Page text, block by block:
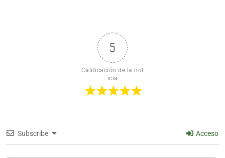
5
Calificación de la not
icia
Subscribe Acceso